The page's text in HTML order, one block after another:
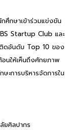
ศึกษาเข้าร่วมแข่งขัน
Startup Club และ
ดอันดับ Top 10 ของ
อนให้เห็นถึงศักยภาพ
ะการบริหารจัดการใน
ยศิลปากร